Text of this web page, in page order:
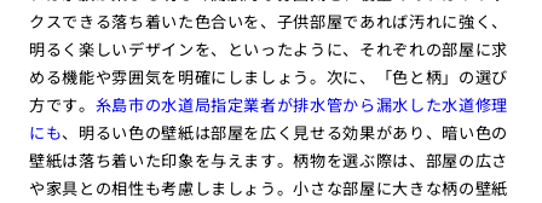
クスできる落ち着いた色合いを、子供部屋であれば汚れに強く、
明るく楽しいデザインを、といったように、それぞれの部屋に求
める機能や雰囲気を明確にしましょう。次に、「色と柄」の選び
方です。 糸島市の水道局指定業者が排水管から漏水した水道修理
にも、明るい色の壁紙は部屋を広く見せる効果があり、暗い色の
壁紙は落ち着いた印象を与えます。柄物を選ぶ際は、部屋の広さ
や家具との相性も考慮しましょう。小さな部屋に大きな柄の壁紙